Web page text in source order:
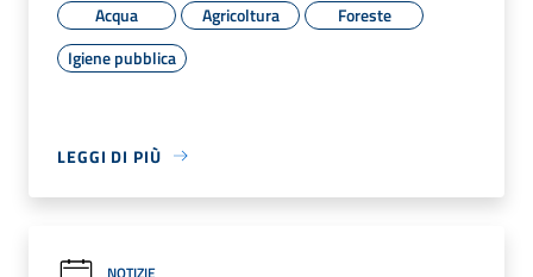
Acqua Agricoltura
Foreste
Igiene pubblica
LEGGI DI PIÙ